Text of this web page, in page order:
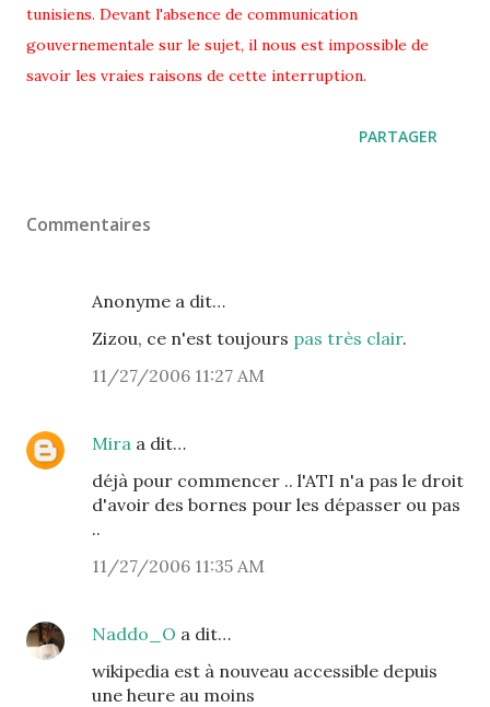
tunisiens. Devant l'absence de communication
gouvernementale sur le sujet, il nous est impossible de
savoir les vraies raisons de cette interruption.
PARTAGER
Commentaires
Anonyme a dit…
Zizou, ce n'est toujours pas très clair.
11/27/2006 11:27 AM
Mira a dit…
déjà pour commencer .. l'ATI n'a pas le droit
d'avoir des bornes pour les dépasser ou pas
..
11/27/2006 11:35 AM
Naddo_O a dit…
wikipedia est à nouveau accessible depuis
une heure au moins